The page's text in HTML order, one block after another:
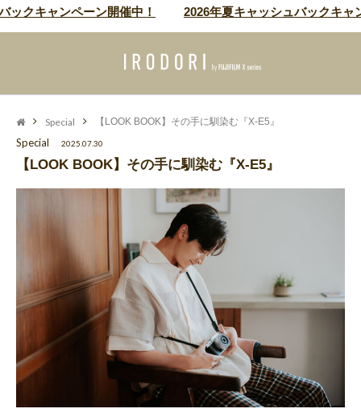
ンペーン開催中！ 2026年夏キャッシュバックキャンペーン
Special 【LOOK BOOK】その手に馴染む『X-E5』
Special 2025.07.30
【LOOK BOOK】その手に馴染む『X-E5』